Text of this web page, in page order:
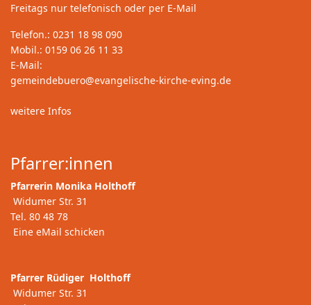
Freitags nur telefonisch oder per E-Mail
Telefon.: 0231 18 98 090
Mobil.: 0159 06 26 11 33
E-Mail:
gemeindebuero@evangelische-kirche-eving.de
weitere Infos
Pfarrer:innen
Pfarrerin Monika Holthoff
Widumer Str. 31
Tel. 80 48 78
Eine eMail schicken
Pfarrer Rüdiger Holthoff
Widumer Str. 31